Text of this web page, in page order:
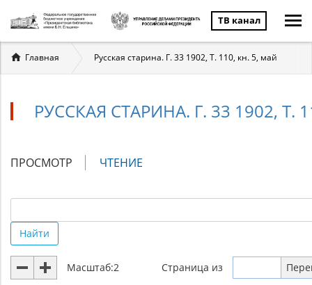
ТВ канал
Вы
здесь
Главная Русская старина. Г. 33 1902, Т. 110, кн. 5, май
РУССКАЯ СТАРИНА. Г. 33 1902, Т.
Главные
ПРОСМОТР ЧТЕНИЕ
Найти
Масштаб:2 Страница из